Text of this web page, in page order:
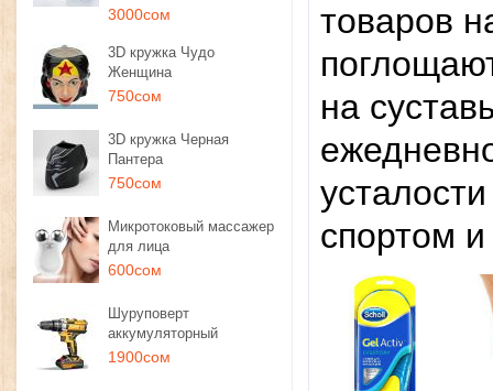
3000сом
3D кружка Чудо
Женщина
750сом
3D кружка Черная
Пантера
750сом
Микротоковый массажер
для лица
600сом
Шуруповерт
аккумуляторный
1900сом
товаров
на
спортом